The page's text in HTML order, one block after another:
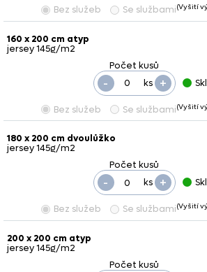
Bez služeb Se službami(Vyšití
160 x 200 cm atyp
jersey 145g/m2
ks +
-
Bez služeb Se službami(Vyšití
180 x 200 cm dvoulůžko
jersey 145g/m2
ks +
-
Bez služeb Se službami(Vyšití
200 x 200 cm atyp
jersey 145g/m2